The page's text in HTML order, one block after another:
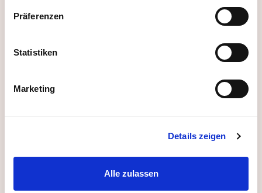
Präferenzen
Statistiken
Marketing
Details zeigen
Alle zulassen
Passende Matches & Vorschläge
Erhalten Sie passende Vorschläge durch
Maximale Kapazität einstellbar